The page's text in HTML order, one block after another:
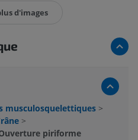
d'images
musculosquelettiques >
>
piriforme